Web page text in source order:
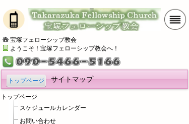
宝塚フェローシップ教会
ようこそ！宝塚フェローシップ教会へ！
トップページ サイトマップ
トップページ
スケジュールカレンダー
お問い合わせ